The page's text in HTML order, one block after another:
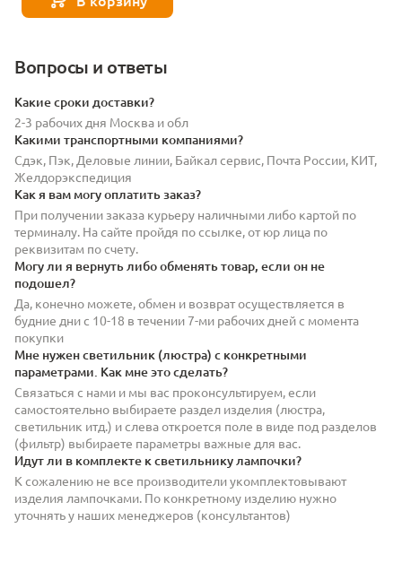
Вопросы и ответы
Какие сроки доставки?
2-3 рабочих дня Москва и обл
Какими транспортными компаниями?
Сдэк, Пэк, Деловые линии, Байкал сервис, Почта России, КИТ,
Желдорэкспедиция
Как я вам могу оплатить заказ?
При получении заказа курьеру наличными либо картой по
терминалу. На сайте пройдя по ссылке, от юр лица по
реквизитам по счету.
Могу ли я вернуть либо обменять товар, если он не
подошел?
Да, конечно можете, обмен и возврат осуществляется в
будние дни с 10-18 в течении 7-ми рабочих дней с момента
покупки
Мне нужен светильник (люстра) с конкретными
параметрами. Как мне это сделать?
Связаться с нами и мы вас проконсультируем, если
самостоятельно выбираете раздел изделия (люстра,
светильник итд.) и слева откроется поле в виде под разделов
(фильтр) выбираете параметры важные для вас.
Идут ли в комплекте к светильнику лампочки?
К сожалению не все производители укомплектовывают
изделия лампочками. По конкретному изделию нужно
уточнять у наших менеджеров (консультантов)